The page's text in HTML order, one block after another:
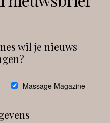
Facebook
wil je nieuws
Massage Magazine